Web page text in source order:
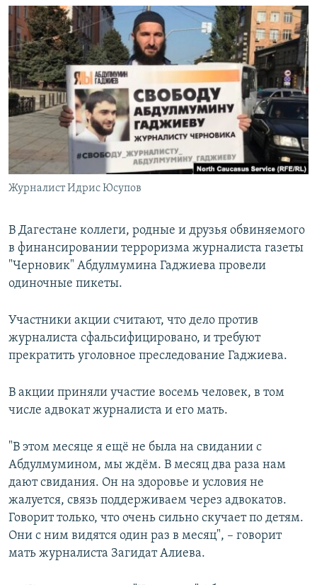
поиску
СЕВЕР.РЕАЛИИ
СИБИРЬ.РЕАЛИИ
РАСПИСАНИЕ ВЕЩАНИЯ
ПОДПИШИТЕСЬ НА РАССЫЛКУ
СОЦИАЛЬНЫЕ СЕТИ
Все сайты РСЕ/РС
Журналист Идрис Юсупов
В Дагестане коллеги, родные и друзья обвиняемого
в финансировании терроризма журналиста газеты
"Черновик" Абдулмумина Гаджиева провели
одиночные пикеты.
Участники акции считают, что дело против
журналиста сфальсифицировано, и требуют
прекратить уголовное преследование Гаджиева.
В акции приняли участие восемь человек, в том
числе адвокат журналиста и его мать.
"В этом месяце я ещё не была на свидании с
Абдулмумином, мы ждём. В месяц два раза нам
дают свидания. Он на здоровье и условия не
жалуется, связь поддерживаем через адвокатов.
Говорит только, что очень сильно скучает по детям.
Они с ним видятся один раз в месяц", – говорит
мать журналиста Загидат Алиева.